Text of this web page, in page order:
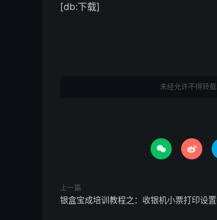
[db:下载]
未经允许不得转载
 
上一篇
银盒宝成培训教程之：收银机小票打印设